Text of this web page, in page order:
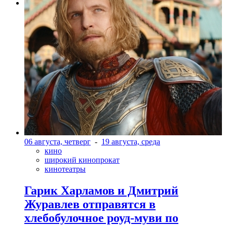
Фото: kinopoisk.ru
06 августа, четверг - 19 августа, среда
кино
широкий кинопрокат
кинотеатры
Гарик Харламов и Дмитрий
Журавлев отправятся в
хлебобулочное роуд-муви по